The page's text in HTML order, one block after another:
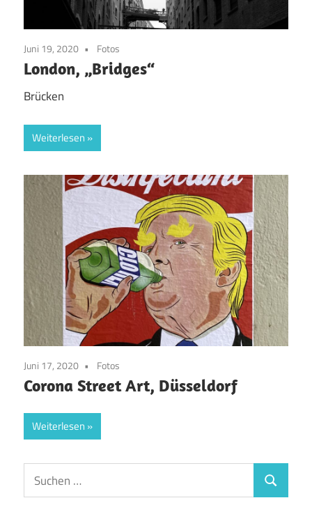
Juni 19, 2020 Fotos
London, „Bridges“
Brücken
Weiterlesen
Juni 17, 2020 Fotos
Corona Street Art, Düsseldorf
Weiterlesen
Suchen
nach:
Suchen